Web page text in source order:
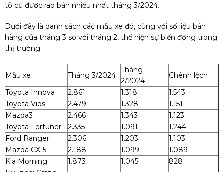
tô cũ được rao bán nhiều nhất tháng 3/2024.
Dưới đây là danh sách các mẫu xe đó, cùng với số liệu bán
hàng của tháng 3 so với tháng 2, thể hiện sự biến động trong
thị trường:
Mẫu xe Tháng 3/2024
Tháng
2/2024
Chênh lệch
Toyota Innova
2.861 1.318
1.543
Toyota Vios
2.479 1.328
1.151
Mazda3
2.466 1.343
1.123
Toyota Fortuner
2.335 1.091
1.244
Ford Ranger
2.306 1.203
1.103
Mazda CX-5
2.188 1.099
1.089
Kia Morning
1.873 1.045
828